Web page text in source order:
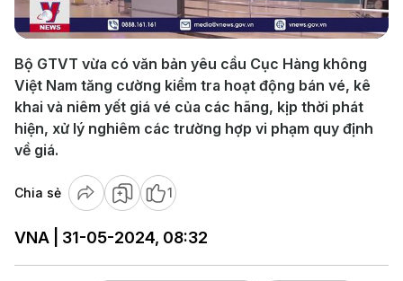
Video
Bộ GTVT vừa có văn bản yêu cầu Cục Hàng không
Việt Nam tăng cường kiểm tra hoạt động bán vé, kê
khai và niêm yết giá vé của các hãng, kịp thời phát
hiện, xử lý nghiêm các trường hợp vi phạm quy định
về giá.
Chia sẻ 1
VNA | 31-05-2024, 08:32